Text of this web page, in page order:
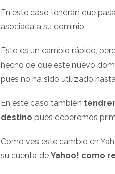
En este caso tendrán que
asociada a su dominio.
Esto es un cambio rápido,
hecho de que este nuevo
pues no ha sido utilizado
En este caso también
destino pues deberemos
Como ves este cambio en
su cuenta de Yahoo! como